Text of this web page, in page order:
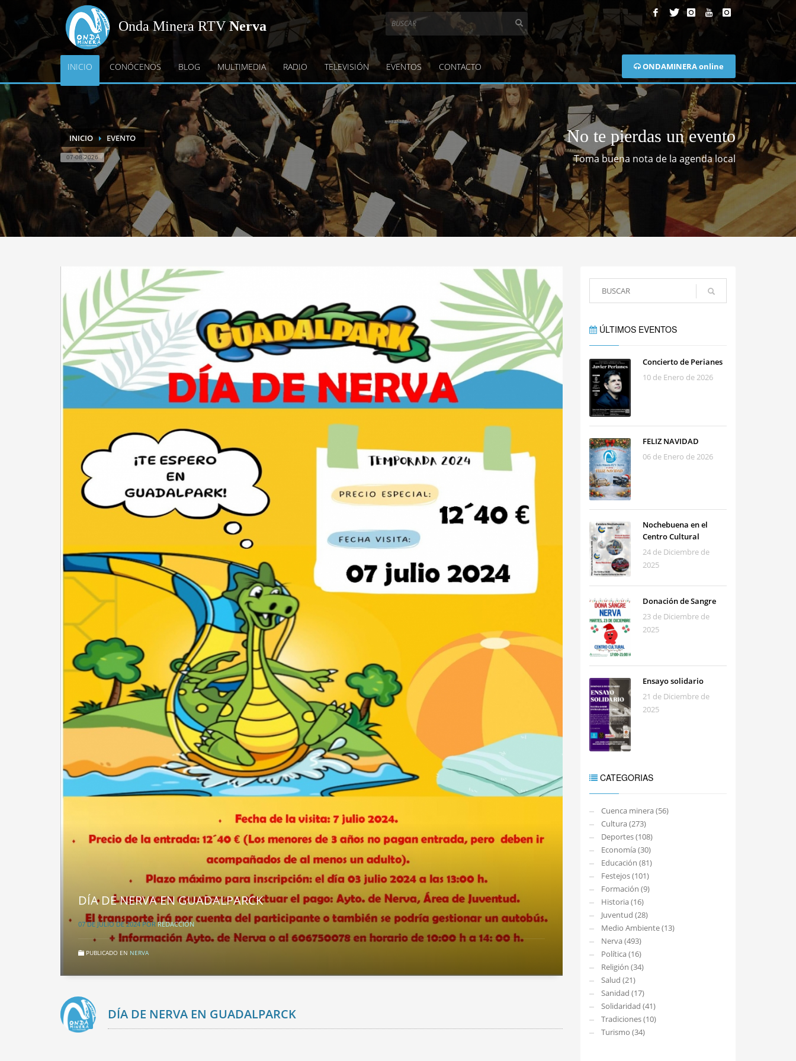
Onda Minera RTVNerva
ONDAMINERA online
INICIO CONÓCENOS BLOG MULTIMEDIA RADIO TELEVISIÓN EVENTOS CONTACTO
INICIO EVENTO
07-08-2026
No te pierdas un evento
Toma buena nota de la agenda local
DÍA DE NERVA EN GUADALPARCK
07 DE JULIO DE 2024PORREDACCIÓN
PUBLICADO EN NERVA
DÍA DE NERVA EN GUADALPARCK
ÚLTIMOS EVENTOS
Concierto de Perianes
10 de Enero de 2026
FELIZ NAVIDAD
06 de Enero de 2026
Nochebuena en el
Centro Cultural
24 de Diciembre de
2025
Donación de Sangre
23 de Diciembre de
2025
Ensayo solidario
21 de Diciembre de
2025
CATEGORIAS
Cuenca minera (56)
Cultura (273)
Deportes (108)
Economía (30)
Educación (81)
Festejos (101)
Formación (9)
Historia (16)
Juventud (28)
Medio Ambiente (13)
Nerva (493)
Política (16)
Religión (34)
Salud (21)
Sanidad (17)
Solidaridad (41)
Tradiciones (10)
Turismo (34)